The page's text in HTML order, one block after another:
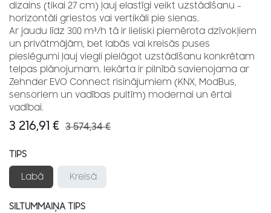
dizains (tikai 27 cm) ļauj elastīgi veikt uzstādīšanu -
horizontāli griestos vai vertikāli pie sienas.
Ar jaudu līdz 300 m³/h tā ir lieliski piemērota dzīvokļiem
un privātmājām, bet labās vai kreisās puses
pieslēgumi ļauj viegli pielāgot uzstādīšanu konkrētam
telpas plānojumam. Iekārta ir pilnībā savienojama ar
Zehnder EVO Connect risinājumiem (KNX, ModBus,
sensoriem un vadības pultīm) modernai un ērtai
vadībai.
3 216,91 € 3 574,34€
TIPS
Labā Kreisā
SILTUMMAIŅA TIPS